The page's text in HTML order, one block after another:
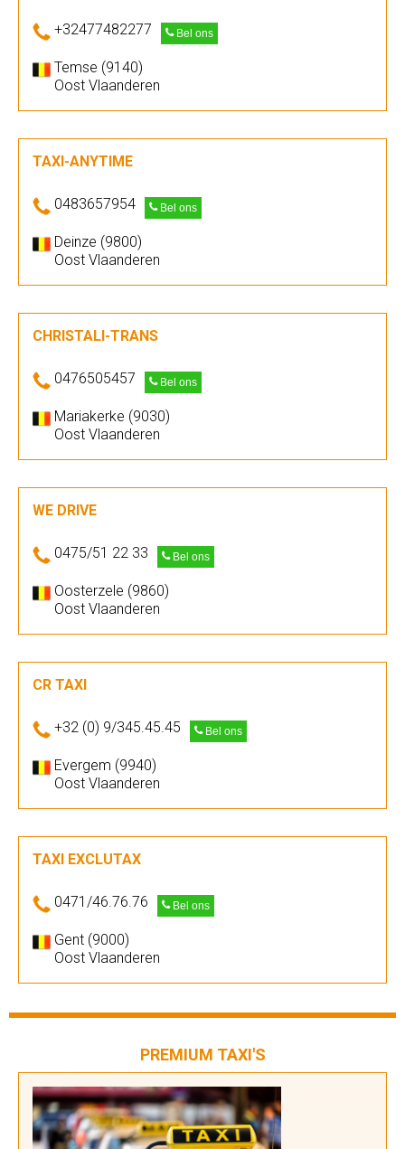
+32477482277 Bel ons
Temse (9140)
Oost Vlaanderen
TAXI-ANYTIME
0483657954 Bel ons
Deinze (9800)
Oost Vlaanderen
CHRISTALI-TRANS
0476505457 Bel ons
Mariakerke (9030)
Oost Vlaanderen
WE DRIVE
0475/51 22 33 Bel ons
Oosterzele (9860)
Oost Vlaanderen
CR TAXI
+32 (0) 9/345.45.45 Bel ons
Evergem (9940)
Oost Vlaanderen
TAXI EXCLUTAX
0471/46.76.76 Bel ons
Gent (9000)
Oost Vlaanderen
PREMIUM TAXI'S